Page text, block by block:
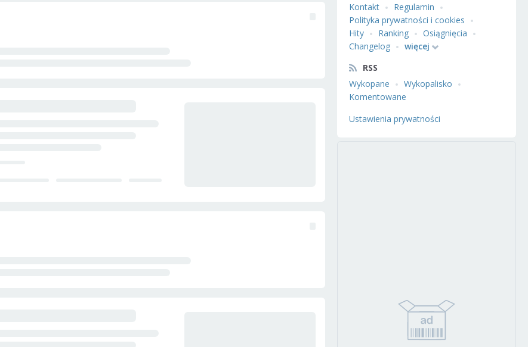
Kontakt
Regulamin
Polityka prywatności i cookies
Hity
Ranking
Osiągnięcia
Changelog
więcej
RSS
Wykopane
Wykopalisko
Komentowane
Ustawienia prywatności